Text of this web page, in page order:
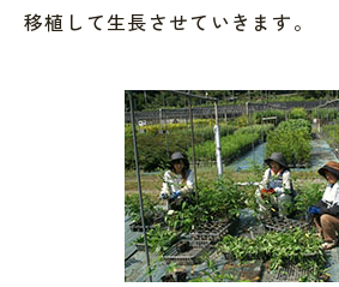
移植して生長させていきます。